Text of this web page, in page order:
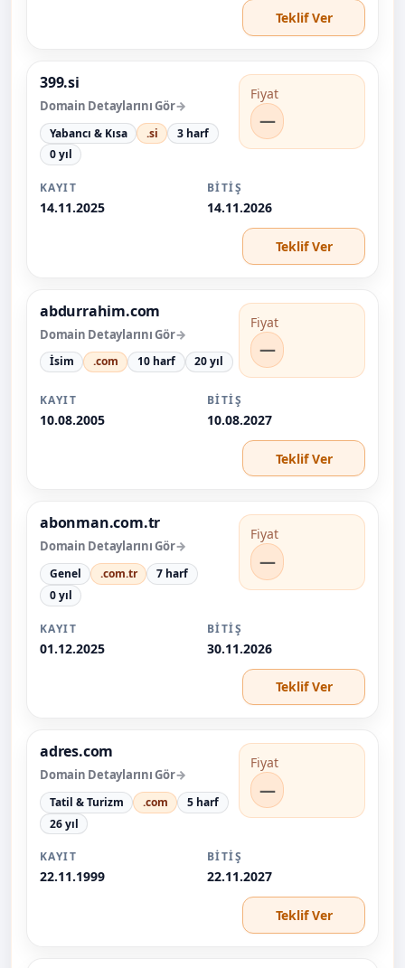
Teklif Ver
399.si
Domain Detaylarını Gör
Yabancı & Kısa .si
3 harf
0 yıl
Fiyat
—
KAYIT
14.11.2025
BITIŞ
14.11.2026
Teklif Ver
abdurrahim.com
Domain Detaylarını Gör
İsim .com 10 harf 20 yıl
Fiyat
—
KAYIT
10.08.2005
BITIŞ
10.08.2027
Teklif Ver
abonman.com.tr
Domain Detaylarını Gör
Genel .com.tr
7 harf
0 yıl
Fiyat
—
KAYIT
01.12.2025
BITIŞ
30.11.2026
Teklif Ver
adres.com
Domain Detaylarını Gör
Tatil & Turizm .com
5 harf
26 yıl
Fiyat
—
KAYIT
22.11.1999
BITIŞ
22.11.2027
Teklif Ver